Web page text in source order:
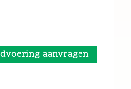
aanvragen